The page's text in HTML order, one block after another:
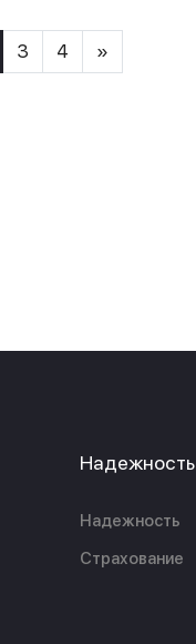
3 4 »
Надежность
Надежность
Страхование